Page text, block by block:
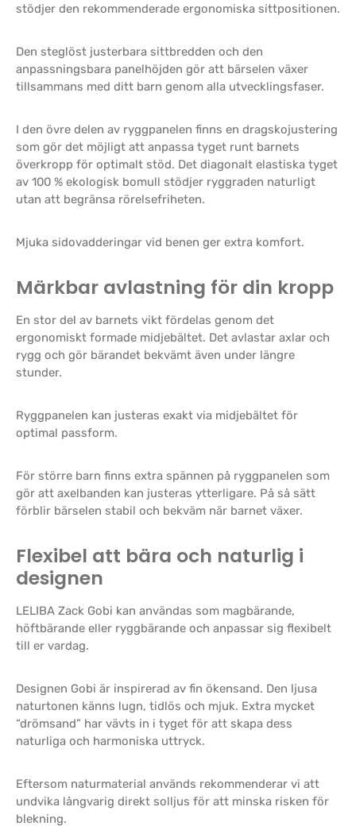
stödjer den rekommenderade ergonomiska sittpositionen.
Den steglöst justerbara sittbredden och den
anpassningsbara panelhöjden gör att bärselen växer
tillsammans med ditt barn genom alla utvecklingsfaser.
I den övre delen av ryggpanelen finns en dragskojustering
som gör det möjligt att anpassa tyget runt barnets
överkropp för optimalt stöd. Det diagonalt elastiska tyget
av 100 % ekologisk bomull stödjer ryggraden naturligt
utan att begränsa rörelsefriheten.
Mjuka sidovadderingar vid benen ger extra komfort.
Märkbar avlastning för din kropp
En stor del av barnets vikt fördelas genom det
ergonomiskt formade midjebältet. Det avlastar axlar och
rygg och gör bärandet bekvämt även under längre
stunder.
Ryggpanelen kan justeras exakt via midjebältet för
optimal passform.
För större barn finns extra spännen på ryggpanelen som
gör att axelbanden kan justeras ytterligare. På så sätt
förblir bärselen stabil och bekväm när barnet växer.
Flexibel att bära och naturlig i
designen
LELIBA Zack Gobi kan användas som magbärande,
höftbärande eller ryggbärande och anpassar sig flexibelt
till er vardag.
Designen Gobi är inspirerad av fin ökensand. Den ljusa
naturtonen känns lugn, tidlös och mjuk. Extra mycket
“drömsand” har vävts in i tyget för att skapa dess
naturliga och harmoniska uttryck.
Eftersom naturmaterial används rekommenderar vi att
undvika långvarig direkt solljus för att minska risken för
blekning.